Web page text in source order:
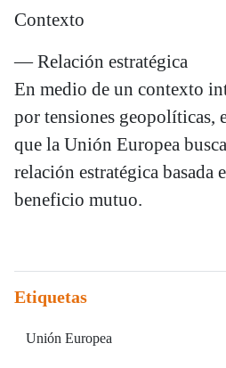
Contexto
— Relación estratégica
En medio de un contexto
por tensiones geopolíticas,
que la Unión Europea
relación estratégica basada
beneficio mutuo.
Etiquetas
Unión Europea